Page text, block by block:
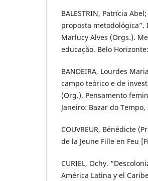
BALESTRIN, Patrícia
proposta metodológica”.
Marlucy Alves (Orgs.).
educação. Belo
BANDEIRA, Lourdes
campo teórico e de
(Org.). Pensamento
Janeiro: Bazar do
COUVREUR, Bénédicte
de la Jeune Fille en Feu
CURIEL, Ochy.
América Latina y el